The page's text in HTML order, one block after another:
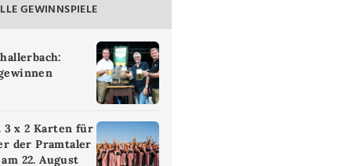
GEWINNSPIELE
3 x 2 Karten für
der Pramtaler
22. August